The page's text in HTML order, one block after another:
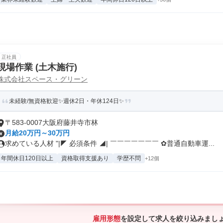
正社員
場作業 (土木施行)
式会社スペース・グリーン
未経験/無資格歓迎✨週休2日・年休124日✨
〒583-0007大阪府藤井寺市林
月給20万円～30万円
求めている人材 "|◤ 必須条件 ◢| ￣￣￣￣￣￣￣ ✿普通自動車運...
年間休日120日以上 資格取得支援あり 学歴不問 +12個
雇用形態を設定して求人を絞り込みまし